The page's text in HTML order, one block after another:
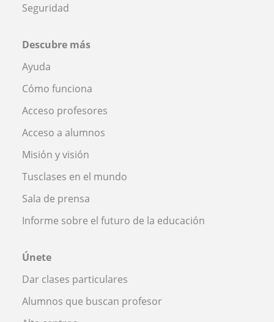
Seguridad
Descubre más
Ayuda
Cómo funciona
Acceso profesores
Acceso a alumnos
Misión y visión
Tusclases en el mundo
Sala de prensa
Informe sobre el futuro de la educación
Únete
Dar clases particulares
Alumnos que buscan profesor